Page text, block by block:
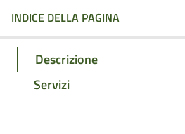
INDICE DELLA PAGINA
Descrizione
Servizi